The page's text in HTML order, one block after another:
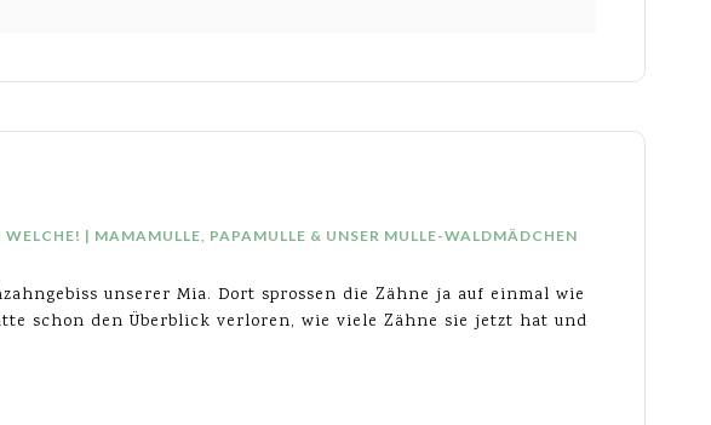
| MAMAMULLE, PAPAMULLE & UNSER MULLE-WALDMÄDCHEN
unserer Mia. Dort sprossen die Zähne ja auf einmal wie
schon den Überblick verloren, wie viele Zähne sie jetzt hat und